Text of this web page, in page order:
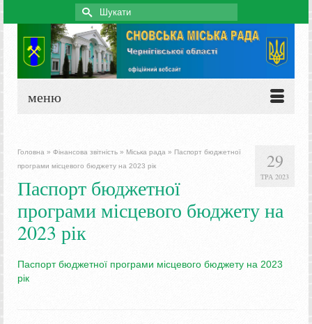
Search
for:
меню
29
ТРА 2023
Головна » Фінансова звітність » Міська рада » Паспорт бюджетної
програми місцевого бюджету на 2023 рік
Паспорт бюджетної
програми місцевого бюджету на
2023 рік
Паспорт бюджетної програми місцевого бюджету на 2023
рік